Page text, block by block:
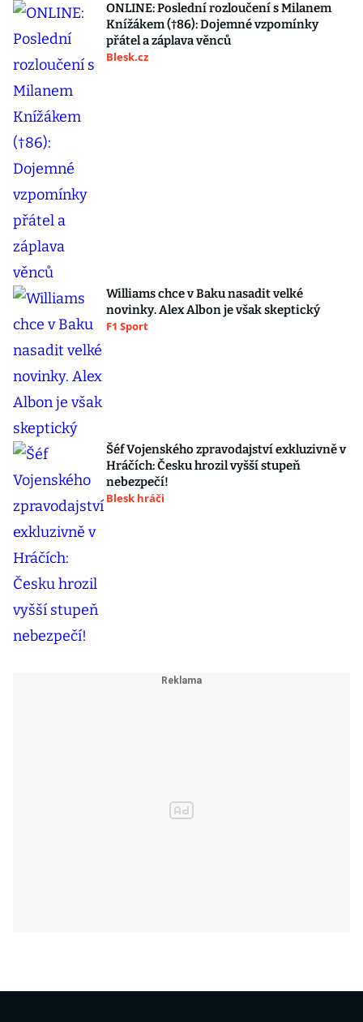
ONLINE: Poslední rozloučení s Milanem
Knížákem (†86): Dojemné vzpomínky
přátel a záplava věnců
Blesk.cz
Williams chce v Baku nasadit velké
novinky. Alex Albon je však skeptický
F1 Sport
Šéf Vojenského zpravodajství exkluzivně v
Hráčích: Česku hrozil vyšší stupeň
nebezpečí!
Blesk hráči